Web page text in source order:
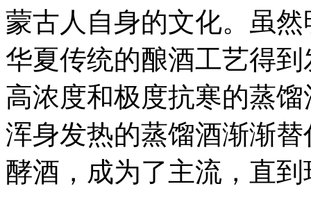
蒙古人自身的文化。虽
华夏传统的酿酒工艺得
高浓度和极度抗寒的蒸
浑身发热的蒸馏酒渐渐
酵酒，成为了主流，直到